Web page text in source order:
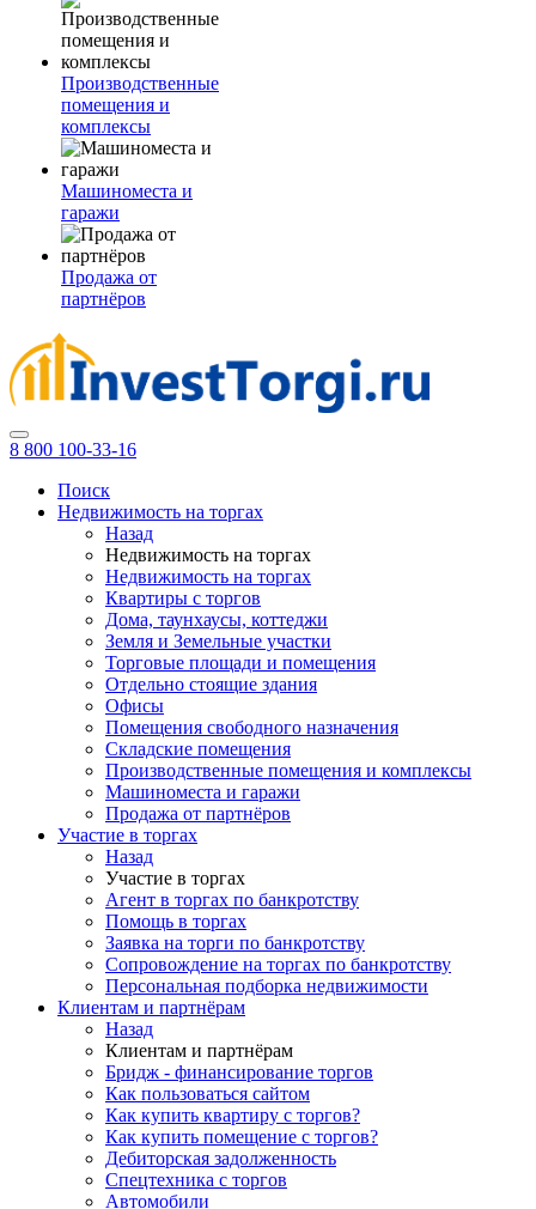
Производственные
помещения и
комплексы
Машиноместа и
гаражи
Продажа от
партнёров
8 800 100-33-16
Поиск
Недвижимость на торгах
Назад
Недвижимость на торгах
Недвижимость на торгах
Квартиры с торгов
Дома, таунхаусы, коттеджи
Земля и Земельные участки
Торговые площади и помещения
Отдельно стоящие здания
Офисы
Помещения свободного назначения
Складские помещения
Производственные помещения и комплексы
Машиноместа и гаражи
Продажа от партнёров
Участие в торгах
Назад
Участие в торгах
Агент в торгах по банкротству
Помощь в торгах
Заявка на торги по банкротству
Сопровождение на торгах по банкротству
Персональная подборка недвижимости
Клиентам и партнёрам
Назад
Клиентам и партнёрам
Бридж - финансирование торгов
Как пользоваться сайтом
Как купить квартиру с торгов?
Как купить помещение с торгов?
Дебиторская задолженность
Спецтехника с торгов
Автомобили